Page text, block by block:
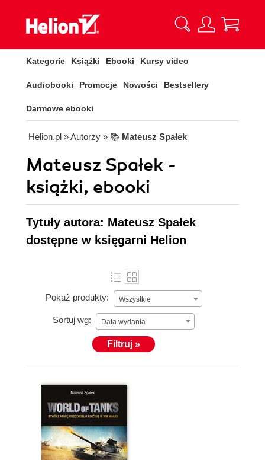
Kategorie Książki Ebooki Kursy video
Audiobooki Promocje Nowości Bestsellery
Darmowe ebooki
Helion.pl » Autorzy » 📚 Mateusz Spałek
Mateusz Spałek -
książki, ebooki
Tytuły autora: Mateusz Spałek
dostępne w księgarni Helion
Pokaż produkty: Wszystkie
Sortuj wg: Data wydania
Filtruj »